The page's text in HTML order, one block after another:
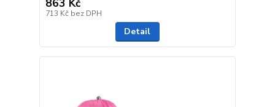
713 Kč bez DPH
Detail